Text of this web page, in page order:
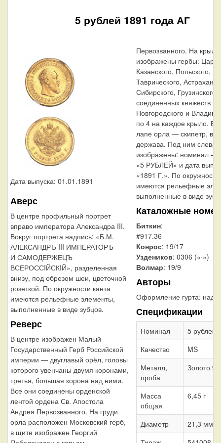
5 рублей 1891 года АГ
Дата выпуска: 01.01.1891
Аверс
В центре профильный портрет
вправо императора Александра III.
Вокруг портрета надпись: «Б.М.
АЛЕКСАНДРЪ III ИМПЕРАТОРЪ
И САМОДЕРЖЕЦЪ
ВСЕРОССIЙСКIЙ», разделенная
внизу, под обрезом шеи, цветочной
розеткой. По окружности канта
имеются рельефные элементы,
выполненные в виде зубцов.
Реверс
В центре изображен Малый
Государственный Герб Российской
империи — двуглавый орёл, головы
которого увенчаны двумя коронами,
третья, большая корона над ними.
Все они соединены орденской
лентой ордена Св. Апостола
Андрея Первозванного. На груди
орла расположен Московский герб,
в щите изображен Георгий
Первозванного. На
изображены гербы:
Казанского, Польского,
Таврического,
Сибирского, Грузинского
соединенных княжеств
Новгородского и
по 4 на каждое крыло. В
лапе орла — скипетр, в
держава. Под ним слева
изображены: номинал —
«5 РУБЛЕЙ» и дата
«1891 Г.». По окружности
имеются рельефные
выполненные в виде
Каталожные
Биткин:
#917.36
Конрос: 19/17
Уздеников: 0306 («·»)
Волмар: 19/9
Авторы
Оформление гурта:
Спецификации
Номинал
5 рублей
Качество
MS
Металл,
проба
Золото
Масса
общая
6,45 г
Диаметр
21,3 мм